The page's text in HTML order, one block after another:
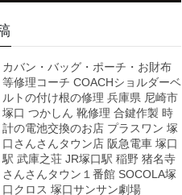
カバン・バッグ・ポーチ・お財布
等修理コーチ COACHショルダーベ
ルトの付け根の修理 兵庫県 尼崎市
塚口 つかしん 靴修理 合鍵作製 時
計の電池交換のお店 プラスワン 塚
口さんさんタウン店 阪急電車 塚口
駅 武庫之荘 JR塚口駅 稲野 猪名寺
さんさんタウン１番館 SOCOLA塚
口クロス 塚口サンサン劇場